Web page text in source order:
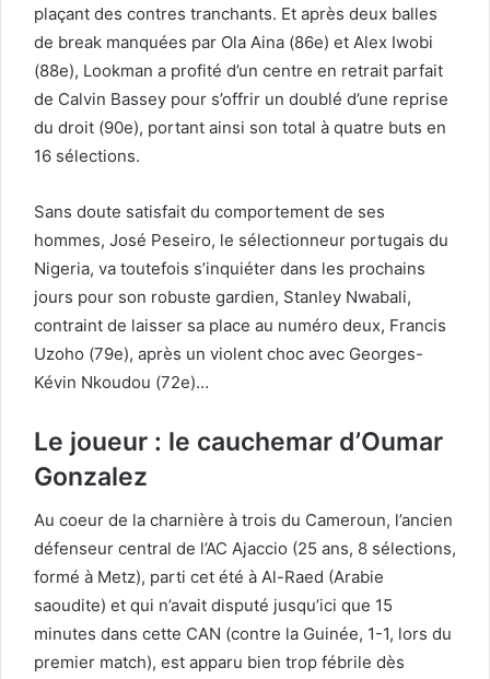
plaçant des contres tranchants. Et après deux balles
de break manquées par Ola Aina (86e) et Alex Iwobi
(88e), Lookman a profité d’un centre en retrait parfait
de Calvin Bassey pour s’offrir un doublé d’une reprise
du droit (90e), portant ainsi son total à quatre buts en
16 sélections.
Sans doute satisfait du comportement de ses
hommes, José Peseiro, le sélectionneur portugais du
Nigeria, va toutefois s’inquiéter dans les prochains
jours pour son robuste gardien, Stanley Nwabali,
contraint de laisser sa place au numéro deux, Francis
Uzoho (79e), après un violent choc avec Georges-
Kévin Nkoudou (72e)…
Le joueur : le cauchemar d’Oumar
Gonzalez
Au coeur de la charnière à trois du Cameroun, l’ancien
défenseur central de l’AC Ajaccio (25 ans, 8 sélections,
formé à Metz), parti cet été à Al-Raed (Arabie
saoudite) et qui n’avait disputé jusqu’ici que 15
minutes dans cette CAN (contre la Guinée, 1-1, lors du
premier match), est apparu bien trop fébrile dès